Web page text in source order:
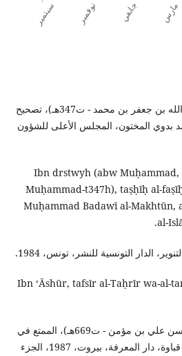
ابن درستويه (أَبو محمد، عبد الله بن جعفر بن محمد - ت347هـ)، تصحيح
المختون، المجلس الأعلى للشؤون
Ibn drstwyh (abw Muḥammad,
Muḥammad-t347h), taṣḥīḥ al-
Muḥammad Badawī al-Makhtūn,
al-
الدار التونسية للنشر، تونس، 1984.
Ibn ʻĀshūr, tafsīr al-Taḥrīr wa-al-
ابن عصفور الإشبيلي (أبو الحسن علي بن مؤمن - ت669هـ)، الممتع في
التصريف، تحقيق: فخر الدين قباوة، دار المعرفة، بيروت، 1987، الجزء